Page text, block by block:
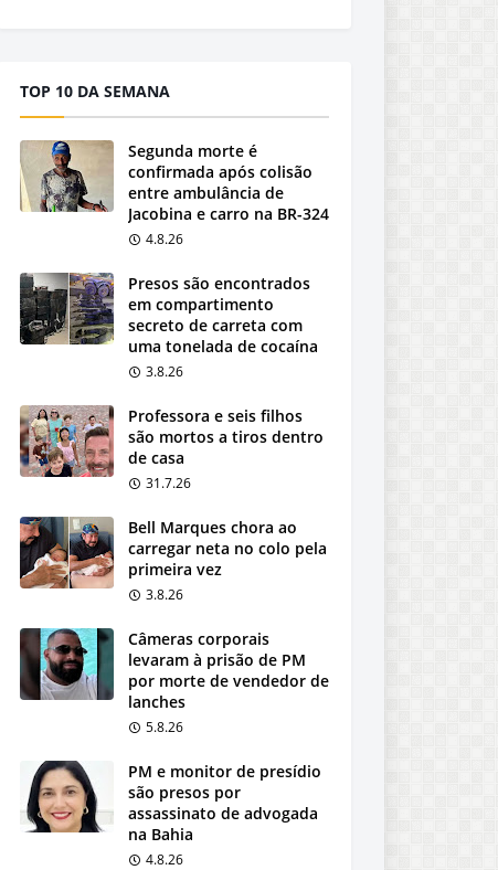
TOP 10 DA SEMANA
Segunda morte é
confirmada após colisão
entre ambulância de
Jacobina e carro na BR-324
4.8.26
Presos são encontrados
em compartimento
secreto de carreta com
uma tonelada de cocaína
3.8.26
Professora e seis filhos
são mortos a tiros dentro
de casa
31.7.26
Bell Marques chora ao
carregar neta no colo pela
primeira vez
3.8.26
Câmeras corporais
levaram à prisão de PM
por morte de vendedor de
lanches
5.8.26
PM e monitor de presídio
são presos por
assassinato de advogada
na Bahia
4.8.26